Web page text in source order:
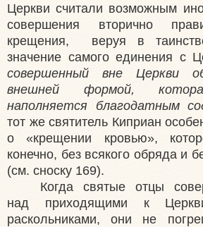
Церкви считали возможным
совершения вторично
крещения, веруя в
значение самого единения с
совершенный вне Церкви
внешней формой,
наполняется благодатным
тот же святитель Киприан
о «крещении кровью»,
конечно, без всякого обряда и
(см. сноску 169).
Когда святые отцы
над приходящими к
раскольниками, они не